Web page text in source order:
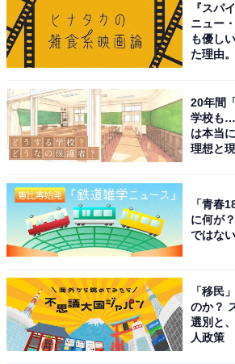
『スパ
ニュー
も優し
た理由
20年間
学校も…
は本当
理想と
「青春
に何が
ではな
「移民
のか？
選別と
人政策